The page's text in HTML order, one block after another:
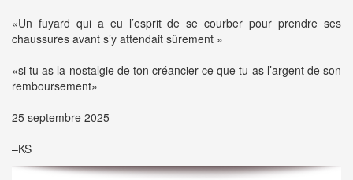
«Un fuyard qui a eu l’esprit de se courber pour prendre ses
chaussures avant s’y attendait sûrement »
«si tu as la nostalgie de ton créancier ce que tu as l’argent de son
remboursement»
25 septembre 2025
–KS